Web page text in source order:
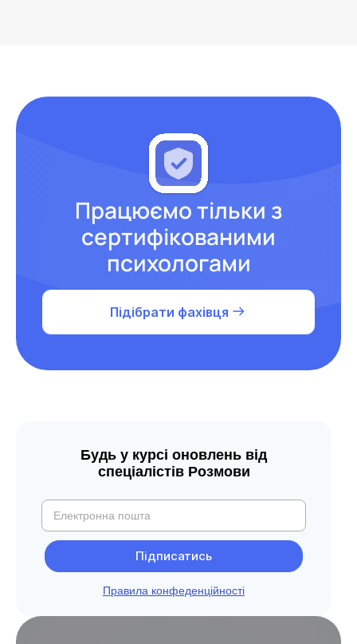
Працюємо тільки з
сертифікованими
психологами
Підібрати фахівця
Будь у курсі оновлень від
спеціалістів Розмови
Правила конфеденційності